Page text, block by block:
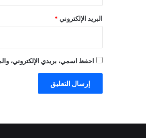
البريد الإلكتروني *
احفظ اسمي، بريدي الإلكتروني،